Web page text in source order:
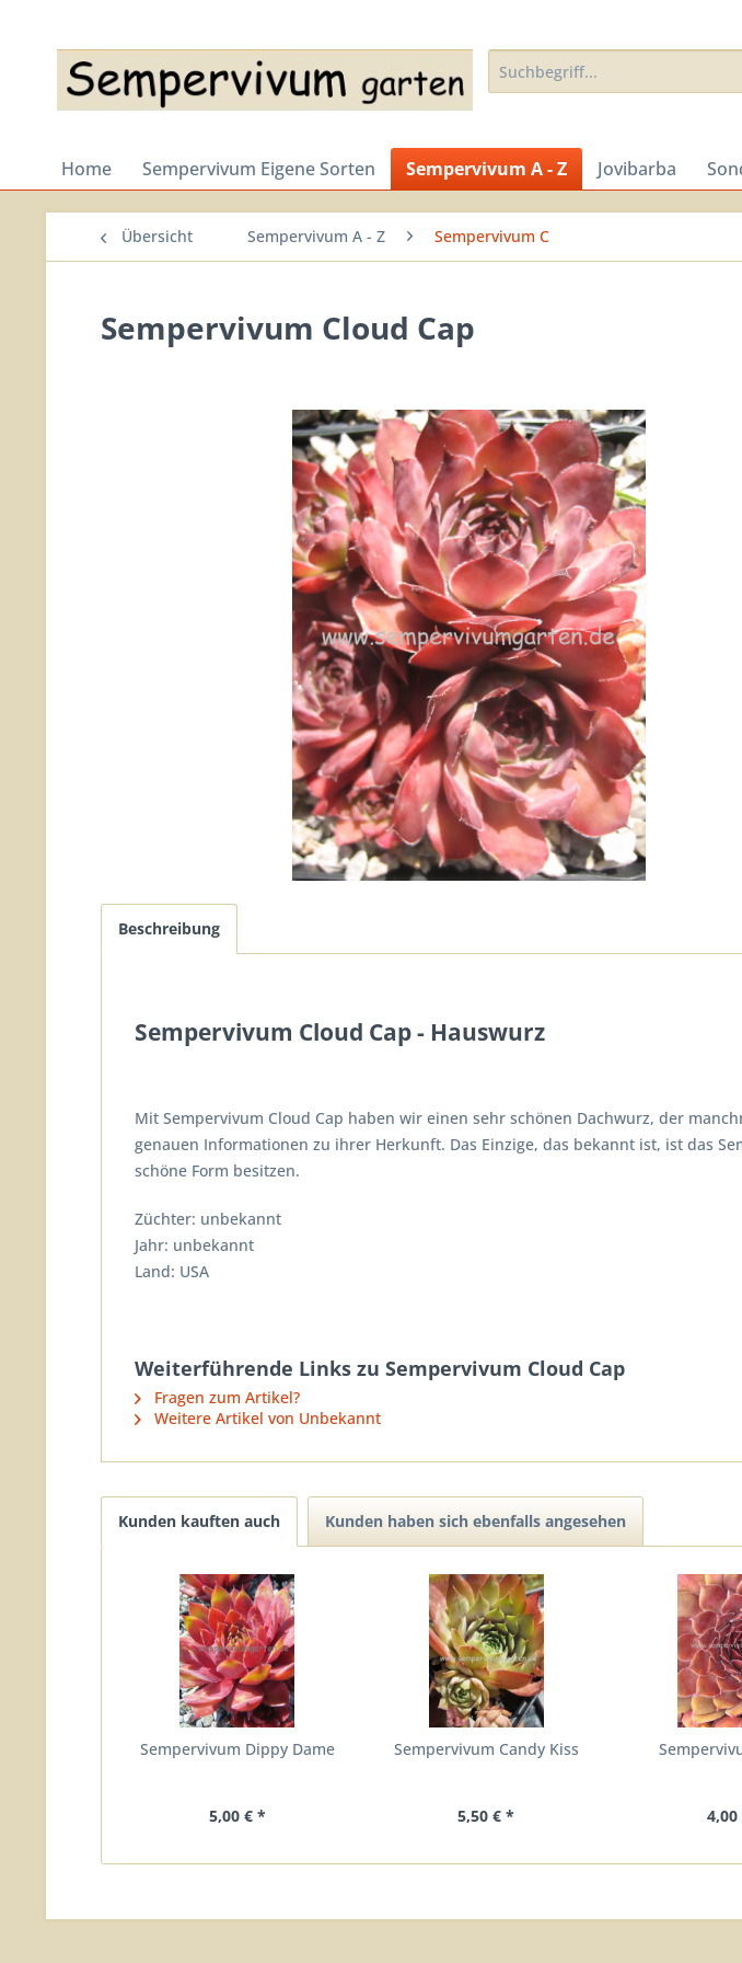
Home Sempervivum Eigene Sorten Sempervivum A - Z Jovibarba
Übersicht Sempervivum A - Z Sempervivum C
Sempervivum Cloud Cap
Beschreibung
Sempervivum Cloud Cap - Hauswurz
Mit Sempervivum Cloud Cap haben wir einen sehr schönen Dachwurz, der
genauen Informationen zu ihrer Herkunft. Das Einzige, das bekannt ist, ist das
schöne Form besitzen.
Züchter: unbekannt
Jahr: unbekannt
Land: USA
Weiterführende Links zu Sempervivum Cloud Cap
Fragen zum Artikel?
Weitere Artikel von Unbekannt
Kunden kauften auch Kunden haben sich ebenfalls angesehen
Sempervivum Dippy Dame
5,00 € *
Sempervivum Candy Kiss
5,50 € *